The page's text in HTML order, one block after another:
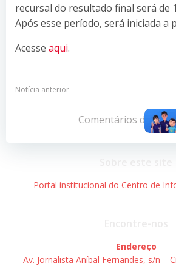
recursal do resultado final será de
Após esse período, será iniciada a
Acesse aqui.
Navegação
Post
Notícia anterior
de
Comentários
Portal institucional do Centro de
Endereço
Av. Jornalista Aníbal Fernandes, s/n –